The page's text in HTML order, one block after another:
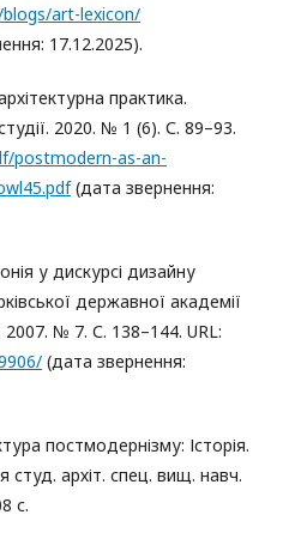
art-lexicon/
17.12.2025).
практика.
2020. № 1 (6). С. 89–93.
postmodern-as-an-
(дата звернення:
у дискурсі дизайну
державної академії
2007. № 7. С. 138–144. URL:
(дата звернення:
постмодернізму: Історія.
студ. архіт. спец. вищ. навч.
с.